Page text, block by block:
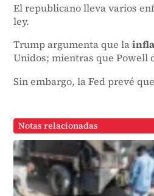
El republicano lleva varios
ley.
Trump argumenta que la
Unidos; mientras que Powell
Sin embargo, la Fed prevé
Notas relacionadas